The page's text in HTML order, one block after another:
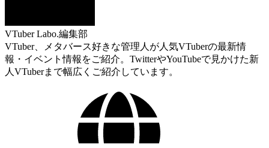
VTuber Labo.編集部
VTuber、メタバース好きな管理人が人気VTuberの最新情
報・イベント情報をご紹介。TwitterやYouTubeで見かけた新
人VTuberまで幅広くご紹介しています。